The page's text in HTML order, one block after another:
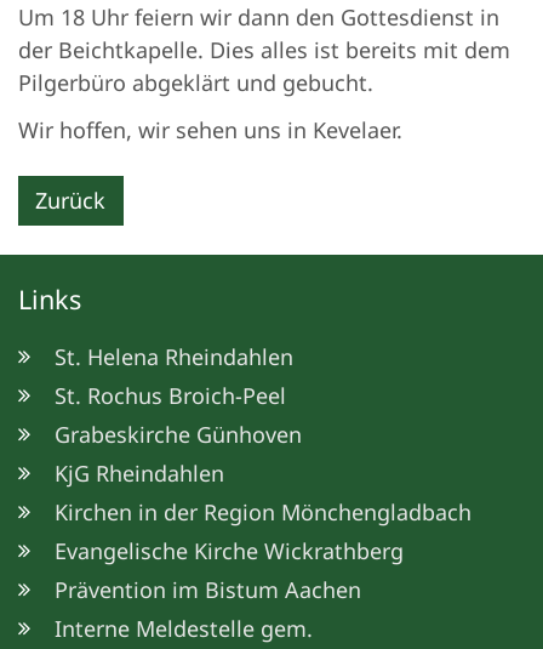
Um 18 Uhr feiern wir dann den Gottesdienst in
der Beichtkapelle. Dies alles ist bereits mit dem
Pilgerbüro abgeklärt und gebucht.
Wir hoffen, wir sehen uns in Kevelaer.
Zurück
Links
St. Helena Rheindahlen
St. Rochus Broich-Peel
Grabeskirche Günhoven
KjG Rheindahlen
Kirchen in der Region Mönchengladbach
Evangelische Kirche Wickrathberg
Prävention im Bistum Aachen
Interne Meldestelle gem.